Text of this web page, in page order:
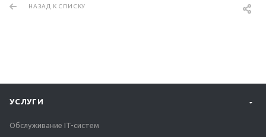
НАЗАД К СПИСКУ
УСЛУГИ
Обслуживание IT-систем